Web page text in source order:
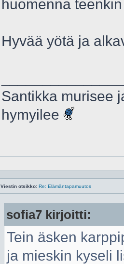
huomenna
Hyvää yötä ja
Santikka murisee
hymyilee
Profiili
Viestin otsikko: Re: Elämäntapamuutos
sofia7 kirjoitti:
Tein äsken
ja mieskin kyseli